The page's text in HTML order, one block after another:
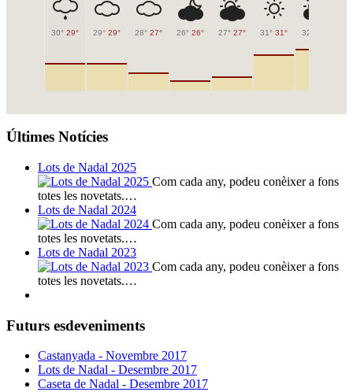
30° 29° 29° 29° 28° 27° 26° 26° 27° 27° 31° 31° 32°
Últimes Notícies
Lots de Nadal 2025
Com cada any, podeu conèixer a fons
totes les novetats.…
Lots de Nadal 2024
Com cada any, podeu conèixer a fons
totes les novetats.…
Lots de Nadal 2023
Com cada any, podeu conèixer a fons
totes les novetats.…
Futurs esdeveniments
Castanyada - Novembre 2017
Lots de Nadal - Desembre 2017
Caseta de Nadal - Desembre 2017